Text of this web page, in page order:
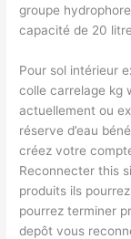
groupe
capacité de 20
Pour sol intérieur
colle carrelage kg
actuellement ou
réserve d’eau
créez votre
Reconnecter this
produits ils
pourrez terminer
depôt vous